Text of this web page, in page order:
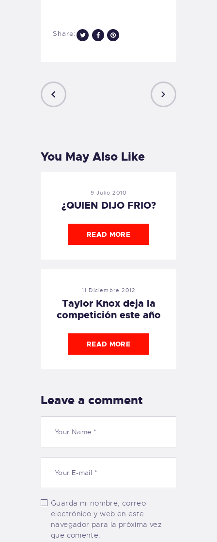
Share:
You May Also Like
9 Julio 2010
¿QUIEN DIJO FRIO?
READ MORE
11 Diciembre 2012
Taylor Knox deja la
competición este año
READ MORE
Leave a comment
Guarda mi nombre, correo
electrónico y web en este
navegador para la próxima vez
que comente.